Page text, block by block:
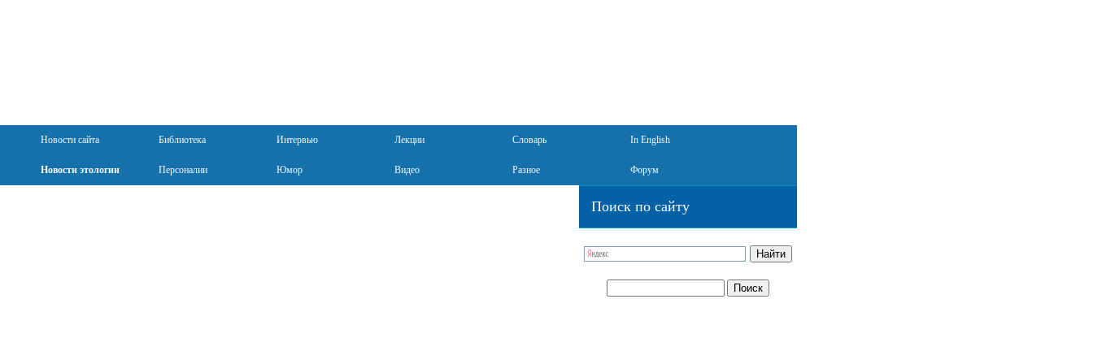
Новости сайта Библиотека Интервью Лекции Словарь In English
Новости этологии Персоналии Юмор Видео Разное Форум
Поиск по сайту